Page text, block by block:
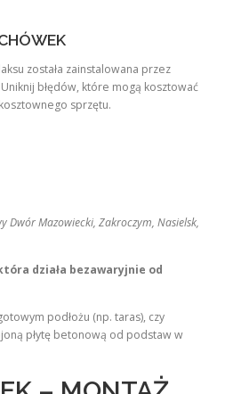
została zainstalowana przez
błędów, które mogą kosztować
sprzętu.
Dwór Mazowiecki, Zakroczym, Nasielsk,
działa bezawaryjnie od
podłożu (np. taras), czy
płytę betonową od podstaw w